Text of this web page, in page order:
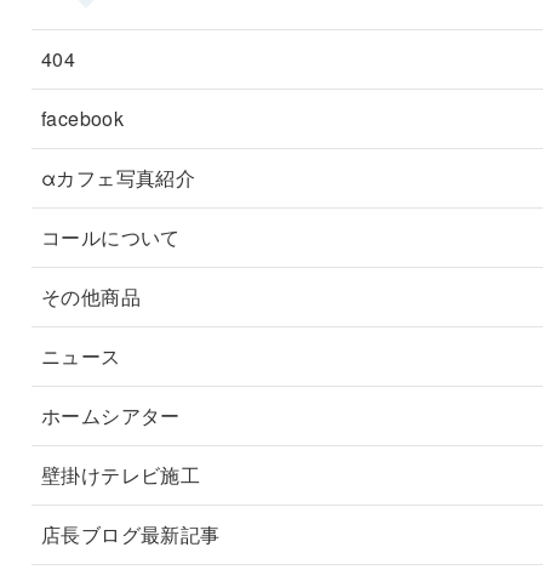
404
facebook
αカフェ写真紹介
コールについて
その他商品
ニュース
ホームシアター
壁掛けテレビ施工
店長ブログ最新記事